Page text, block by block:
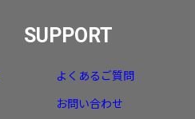
SUPPORT
よくあるご質問
お問い合わせ